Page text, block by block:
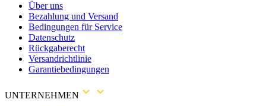
Über uns
Bezahlung und Versand
Bedingungen für Service
Datenschutz
Rückgaberecht
Versandrichtlinie
Garantiebedingungen
UNTERNEHMEN